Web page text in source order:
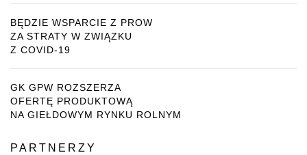
BĘDZIE WSPARCIE Z PROW
ZA STRATY W ZWIĄZKU
Z COVID-19
GK GPW ROZSZERZA
OFERTĘ PRODUKTOWĄ
NA GIEŁDOWYM RYNKU ROLNYM
PARTNERZY